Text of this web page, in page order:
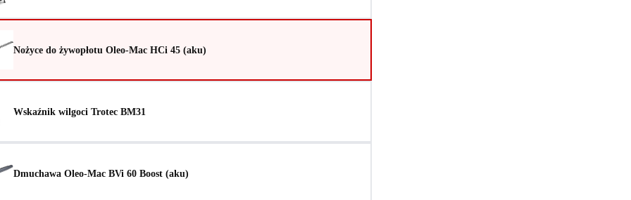
Nożyce do żywopłotu Oleo-Mac HCi 45 (aku)
Wskaźnik wilgoci Trotec BM31
Dmuchawa Oleo-Mac BVi 60 Boost (aku)